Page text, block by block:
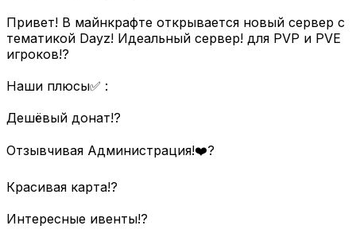
Привет! В майнкрафте открывается новый сервер с
тематикой Dayz! Идеальный сервер! для PVP и PVE
игроков!?
Наши плюсы✅ :
Дешёвый донат!?
Отзывчивая Администрация!❤️‍?
Красивая карта!?
Интересные ивенты!?️